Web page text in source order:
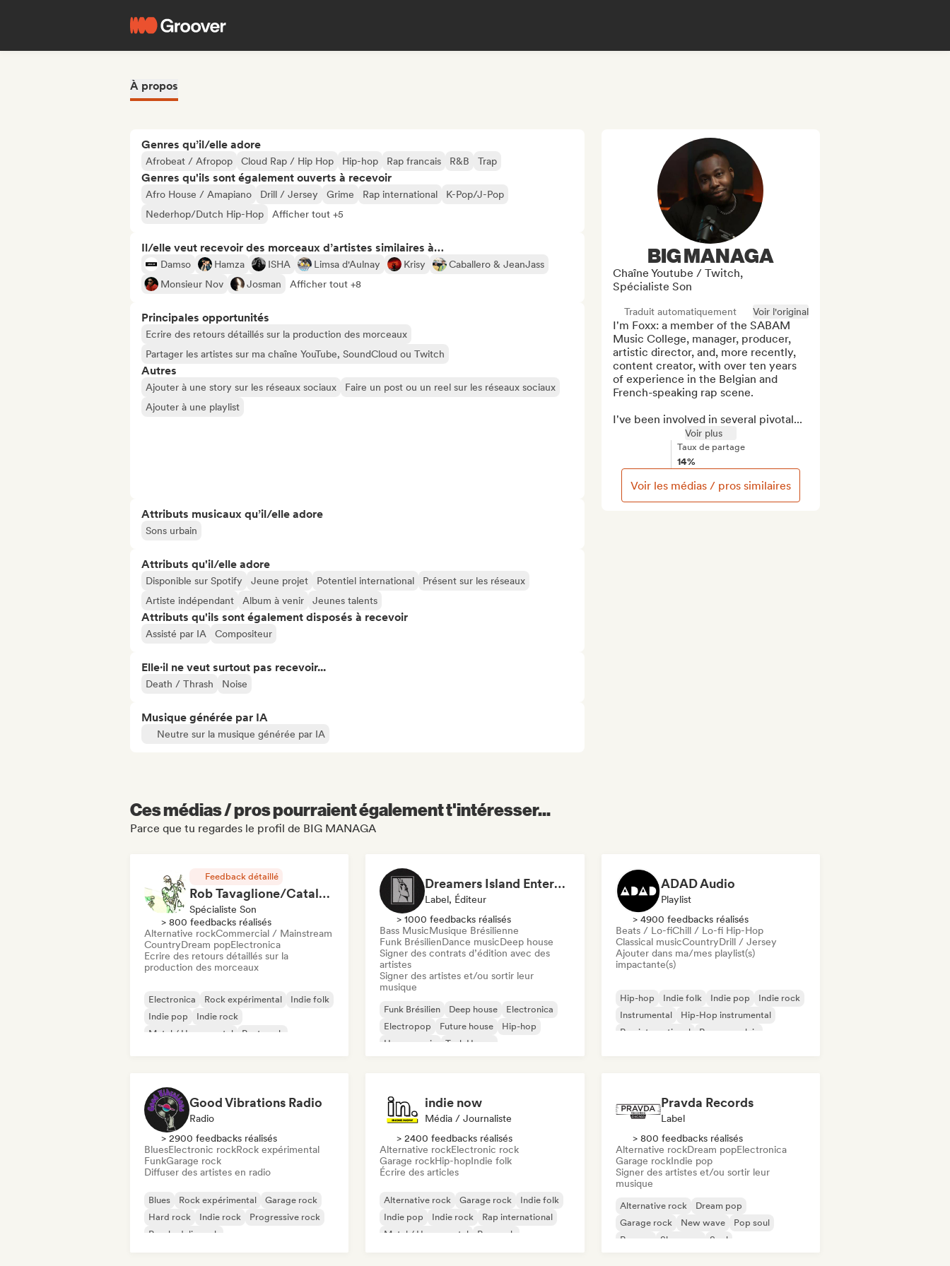
À propos
Genres qu’il/elle adore
Afrobeat / Afropop Cloud Rap / Hip Hop Hip-hop Rap francais R&B Trap
Genres qu'ils sont également ouverts à recevoir
Afro House / Amapiano Drill / Jersey Grime Rap international
K-Pop/J-Pop
Nederhop/Dutch Hip-Hop
Afficher tout +5
Il/elle veut recevoir des morceaux d’artistes similaires à…
Damso Hamza ISHA Limsa d'Aulnay Krisy
Caballero & JeanJass
Monsieur Nov
Josman Afficher tout +8
Principales opportunités
Ecrire des retours détaillés sur la production des morceaux
Partager les artistes sur ma chaîne YouTube, SoundCloud ou Twitch
Autres
Ajouter à une story sur les réseaux sociaux
Faire un post ou un reel sur les réseaux sociaux
Ajouter à une playlist
Attributs musicaux qu’il/elle adore
Sons urbain
Attributs qu'il/elle adore
Disponible sur Spotify Jeune projet Potentiel international
Présent sur les réseaux
Artiste indépendant
Album à venir Jeunes talents
Attributs qu'ils sont également disposés à recevoir
Assisté par IA Compositeur
Elle·il ne veut surtout pas recevoir...
Death / Thrash Noise
Musique générée par IA
Neutre sur la musique générée par IA
BIG MANAGA
Chaîne Youtube / Twitch,
Spécialiste Son
Traduit automatiquement Voir l'original
I'm Foxx: a member of the SABAM
Music College, manager, producer,
artistic director, and, more recently,
content creator, with over ten years
of experience in the Belgian and
French-speaking rap scene.
I've been involved in several pivotal...
Voir plus
Taux de partage
14%
Voir les médias / pros similaires
Ces médias / pros pourraient également t'intéresser...
Parce que tu regardes le profil de BIG MANAGA
Feedback détaillé
Rob Tavaglione/Catalyst Recording
Spécialiste Son
> 800 feedbacks réalisés
Alternative rockCommercial / Mainstream
CountryDream popElectronica
Ecrire des retours détaillés sur la
production des morceaux
Electronica Rock expérimental
Indie folk
Indie pop
Indie rock
Metal / Heavy metal
Post punk
Dreamers Island Entertainment
Label, Éditeur
> 1000 feedbacks réalisés
Bass MusicMusique Brésilienne
Funk BrésilienDance musicDeep house
Signer des contrats d’édition avec des
artistes
Signer des artistes et/ou sortir leur
musique
Funk Brésilien Deep house
Electronica
Electropop
Future house
Hip-hop
House music
Tech House
ADAD Audio
Playlist
> 4900 feedbacks réalisés
Beats / Lo-fiChill / Lo-fi Hip-Hop
Classical musicCountryDrill / Jersey
Ajouter dans ma/mes playlist(s)
impactante(s)
Hip-hop Indie folk Indie pop
Indie rock
Instrumental
Hip-Hop instrumental
Rap international
Rap en anglais
Good Vibrations Radio
Radio
> 2900 feedbacks réalisés
BluesElectronic rockRock expérimental
FunkGarage rock
Diffuser des artistes en radio
Blues Rock expérimental
Garage rock
Hard rock
Indie rock
Progressive rock
Psychedelic rock
indie now
Média / Journaliste
> 2400 feedbacks réalisés
Alternative rockElectronic rock
Garage rockHip-hopIndie folk
Écrire des articles
Alternative rock Garage rock
Indie folk
Indie pop
Indie rock
Rap international
Metal / Heavy metal
Pop rock
Pravda Records
Label
> 800 feedbacks réalisés
Alternative rockDream popElectronica
Garage rockIndie pop
Signer des artistes et/ou sortir leur
musique
Alternative rock
Dream pop
Garage rock
New wave
Pop soul
Reggae
Shoegaze Soul